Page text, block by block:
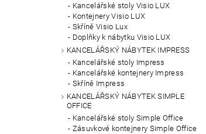
Kancelářské stoly Visio LUX
Kontejnery Visio LUX
Skříně Visio Lux
Doplňky k nábytku Visio LUX
KANCELÁŘSKÝ NÁBYTEK IMPRESS
Kancelářské stoly Impress
Kancelářské kontejnery Impress
Skříně Impress
KANCELÁŘSKÝ NÁBYTEK SIMPLE
OFFICE
Kancelářské stoly Simple Office
Zásuvkové kontejnery Simple Office